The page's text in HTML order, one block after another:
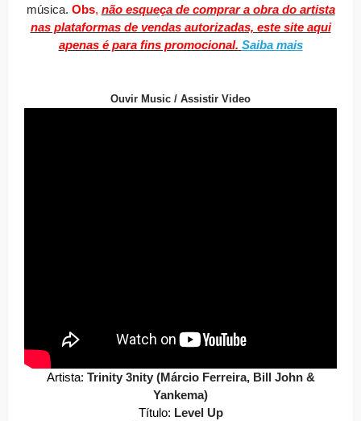
música. Obs, não esqueça de comprar a obra do artista
nas plataformas de vendas autorizadas, este site aqui
apenas é para fins promocional. Saiba mais
Ouvir Music / Assistir Video
Artista: Trinity 3nity (Márcio Ferreira, Bill John &
Yankema)
Título: Level Up